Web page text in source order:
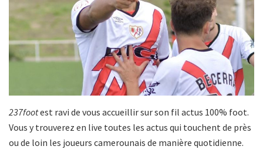
237footest ravi de vous accueillir sur son fil actus 100% foot.
Vous y trouverez en live toutes les actus qui touchent de près
ou de loin les joueurs camerounais de manière quotidienne.